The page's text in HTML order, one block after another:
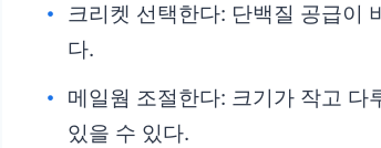
크리켓 선택한다: 단백질 공급이
다.
메일웜 조절한다: 크기가 작고 다
있을 수 있다.